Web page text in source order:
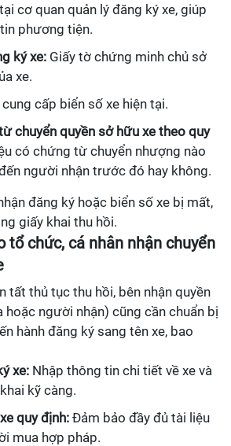
cơ quan quản lý đăng ký xe, giúp
phương tiện.
ký xe: Giấy tờ chứng minh chủ sở
xe.
cung cấp biển số xe hiện tại.
chuyển quyền sở hữu xe theo quy
có chứng từ chuyển nhượng nào
người nhận trước đó hay không.
đăng ký hoặc biển số xe bị mất,
giấy khai thu hồi.
tổ chức, cá nhân nhận chuyển
tất thủ tục thu hồi, bên nhận quyền
người nhận) cũng cần chuẩn bị
hành đăng ký sang tên xe, bao
xe: Nhập thông tin chi tiết về xe và
kỹ càng.
quy định: Đảm bảo đầy đủ tài liệu
mua hợp pháp.